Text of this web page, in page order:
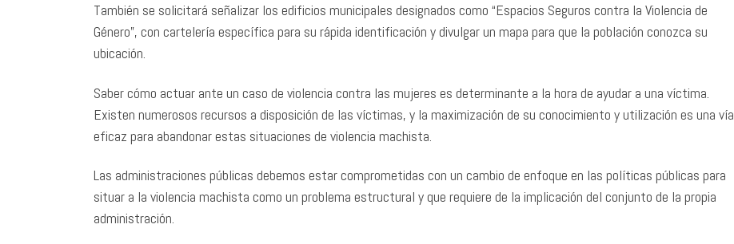
También se solicitará señalizar los edificios municipales designados como “Espacios Seguros contra la Violencia de
Género”, con cartelería específica para su rápida identificación y divulgar un mapa para que la población conozca su
ubicación.
Saber cómo actuar ante un caso de violencia contra las mujeres es determinante a la hora de ayudar a una víctima.
Existen numerosos recursos a disposición de las víctimas, y la maximización de su conocimiento y utilización es una vía
eficaz para abandonar estas situaciones de violencia machista.
Las administraciones públicas debemos estar comprometidas con un cambio de enfoque en las políticas públicas para
situar a la violencia machista como un problema estructural y que requiere de la implicación del conjunto de la propia
administración.